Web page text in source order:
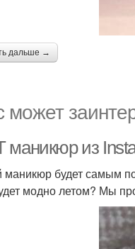
дальше →
может
маникюр из
маникюр будет самым
модно летом? Мы